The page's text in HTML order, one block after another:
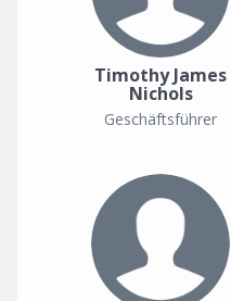
Timothy James
Nichols
Geschäftsführer